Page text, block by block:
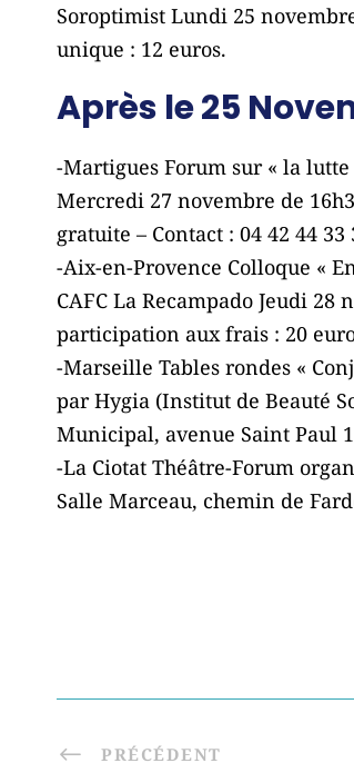
Soroptimist Lundi 25
unique : 12 euros.
Après le 25
-Martigues Forum sur « la
Mercredi 27 novembre de
gratuite – Contact : 04 42 44 33
-Aix-en-Provence Colloque «
CAFC La Recampado Jeudi
participation aux frais : 20
-Marseille Tables rondes «
par Hygia (Institut de Beauté
Municipal, avenue Saint Paul
-La Ciotat Théâtre-Forum
Salle Marceau, chemin de
PRÉCÉDENT